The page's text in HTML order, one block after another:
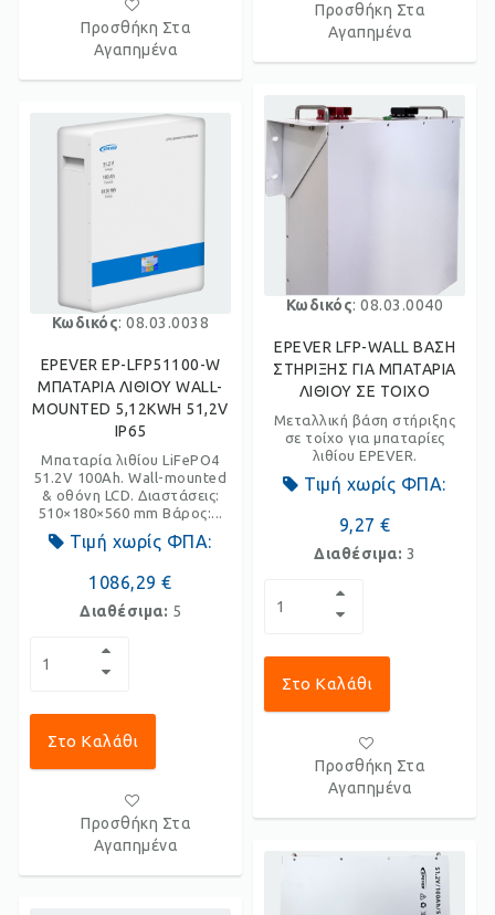
Προσθήκη Στα
Αγαπημένα
Κωδικός: 08.03.0038
EPEVER EP-LFP51100-W
ΜΠΑΤΑΡΙΑ ΛΙΘΙΟΥ WALL-
MOUNTED 5,12KWH 51,2V
IP65
Μπαταρία λιθίου LiFePO4
51.2V 100Ah. Wall-mounted
& οθόνη LCD. Διαστάσεις:
510×180×560 mm Βάρος:...
Τιμή χωρίς ΦΠΑ:
1086,29 €
Διαθέσιμα: 5
Στο Καλάθι
Προσθήκη Στα
Αγαπημένα
Προσθήκη Στα
Αγαπημένα
Κωδικός: 08.03.0040
EPEVER LFP-WALL ΒΑΣΗ
ΣΤΗΡΙΞΗΣ ΓΙΑ ΜΠΑΤΑΡΙΑ
ΛΙΘΙΟΥ ΣΕ ΤΟΙΧΟ
Μεταλλική βάση στήριξης
σε τοίχο για μπαταρίες
λιθίου EPEVER.
Τιμή χωρίς ΦΠΑ:
9,27 €
Διαθέσιμα: 3
Στο Καλάθι
Προσθήκη Στα
Αγαπημένα